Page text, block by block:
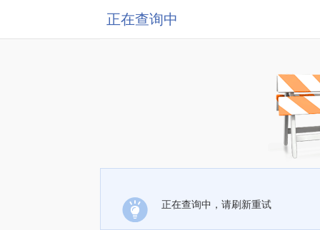
正在查询中
正在查询中，请刷新重试